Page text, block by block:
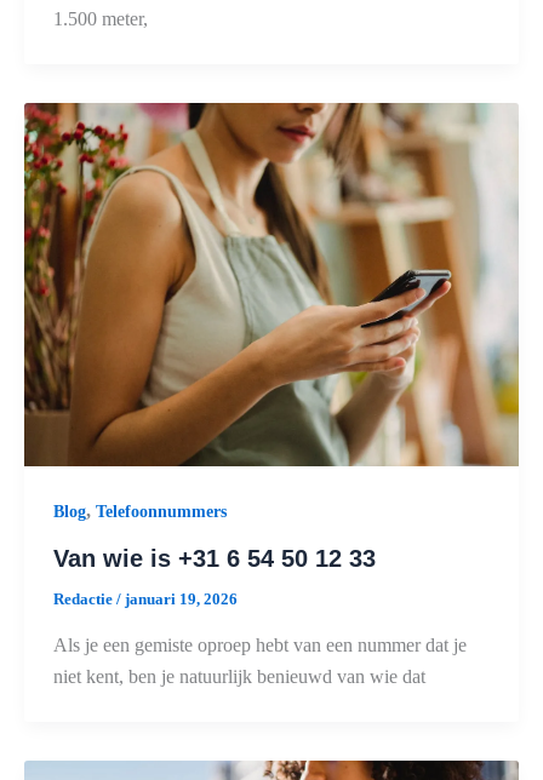
1.500 meter,
Blog, Telefoonnummers
Van wie is +31 6 54 50 12 33
Redactie / januari 19, 2026
Als je een gemiste oproep hebt van een nummer dat je
niet kent, ben je natuurlijk benieuwd van wie dat